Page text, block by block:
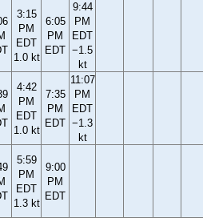
3:15
PM
EDT
1.0 kt
6:05
PM
EDT
9:44
PM
EDT
−1.5
kt
4:42
PM
EDT
1.0 kt
7:35
PM
EDT
11:07
PM
EDT
−1.3
kt
5:59
PM
EDT
1.3 kt
9:00
PM
EDT